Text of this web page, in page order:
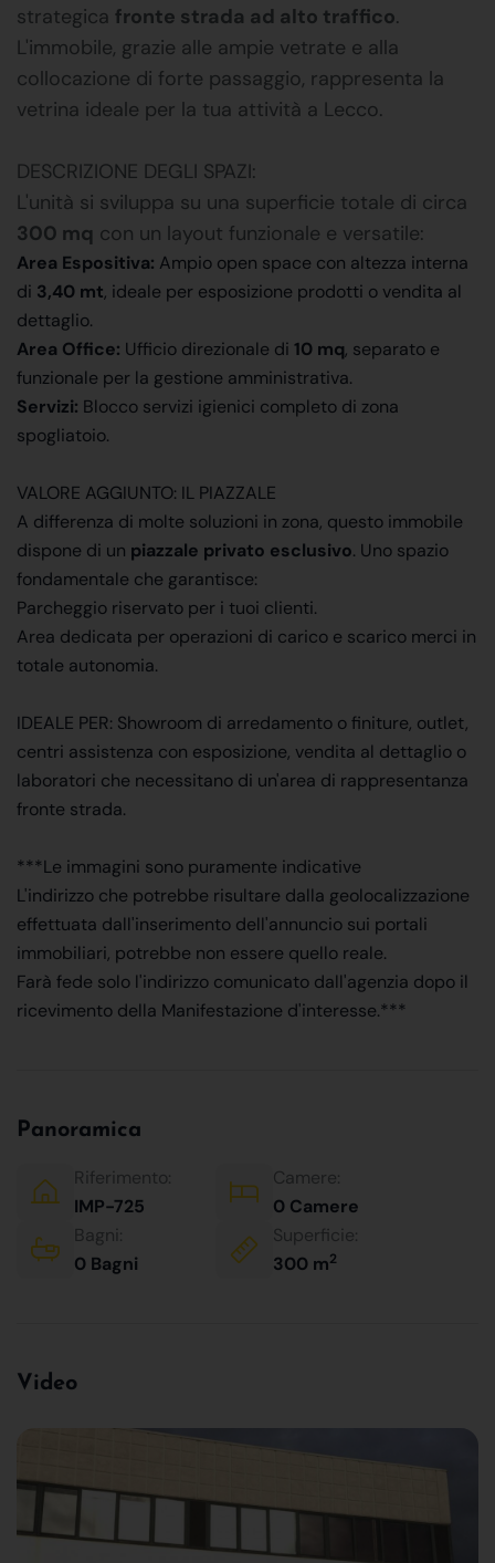
strategica fronte strada ad alto traffico.
L'immobile, grazie alle ampie vetrate e alla
collocazione di forte passaggio, rappresenta la
vetrina ideale per la tua attività a Lecco.
DESCRIZIONE DEGLI SPAZI:
L'unità si sviluppa su una superficie totale di circa
300 mq con un layout funzionale e versatile:
Area Espositiva: Ampio open space con altezza interna
di 3,40 mt, ideale per esposizione prodotti o vendita al
dettaglio.
Area Office: Ufficio direzionale di 10 mq, separato e
funzionale per la gestione amministrativa.
Servizi: Blocco servizi igienici completo di zona
spogliatoio.
VALORE AGGIUNTO: IL PIAZZALE
A differenza di molte soluzioni in zona, questo immobile
dispone di un piazzale privato esclusivo. Uno spazio
fondamentale che garantisce:
Parcheggio riservato per i tuoi clienti.
Area dedicata per operazioni di carico e scarico merci in
totale autonomia.
IDEALE PER: Showroom di arredamento o finiture, outlet,
centri assistenza con esposizione, vendita al dettaglio o
laboratori che necessitano di un'area di rappresentanza
fronte strada.
***Le immagini sono puramente indicative
L'indirizzo che potrebbe risultare dalla geolocalizzazione
effettuata dall'inserimento dell'annuncio sui portali
immobiliari, potrebbe non essere quello reale.
Farà fede solo l'indirizzo comunicato dall'agenzia dopo il
ricevimento della Manifestazione d'interesse.***
Panoramica
Riferimento:
IMP-725
Camere:
0 Camere
Bagni:
0 Bagni
Superficie:
300 m2
Video